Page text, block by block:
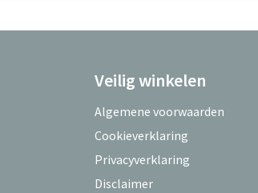
Veilig winkelen
Algemene voorwaarden
Cookieverklaring
Privacyverklaring
Disclaimer